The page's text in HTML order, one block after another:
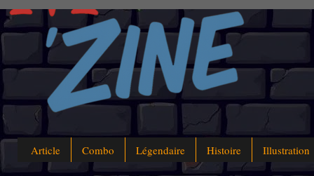
Article Combo Légendaire Histoire Illustration